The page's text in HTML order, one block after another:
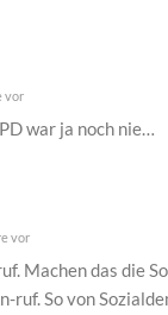
vor
war ja noch nie…
vor
Machen das die
ruf. So von